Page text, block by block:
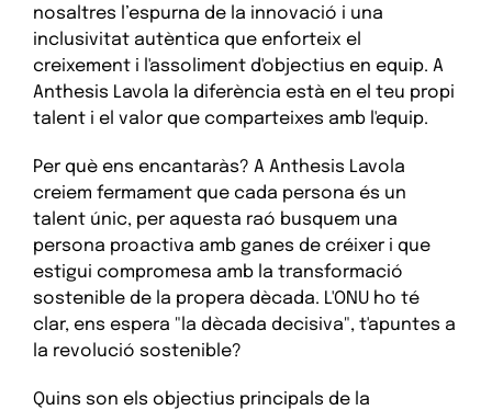
nosaltres l’espurna de la innovació i una
inclusivitat autèntica que enforteix el
creixement i l'assoliment d'objectius en equip. A
Anthesis Lavola la diferència està en el teu propi
talent i el valor que comparteixes amb l'equip.
Per què ens encantaràs? A Anthesis Lavola
creiem fermament que cada persona és un
talent únic, per aquesta raó busquem una
persona proactiva amb ganes de créixer i que
estigui compromesa amb la transformació
sostenible de la propera dècada. L'ONU ho té
clar, ens espera "la dècada decisiva", t'apuntes a
la revolució sostenible?
Quins son els objectius principals de la